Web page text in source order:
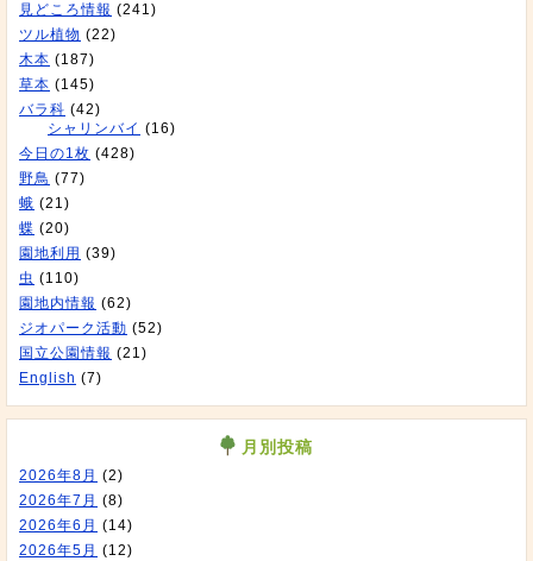
見どころ情報 (241)
ツル植物 (22)
木本 (187)
草本 (145)
バラ科 (42)
シャリンバイ (16)
今日の1枚 (428)
野鳥 (77)
蛾 (21)
蝶 (20)
園地利用 (39)
虫 (110)
園地内情報 (62)
ジオパーク活動 (52)
国立公園情報 (21)
English (7)
月別投稿
2026年8月 (2)
2026年7月 (8)
2026年6月 (14)
2026年5月 (12)